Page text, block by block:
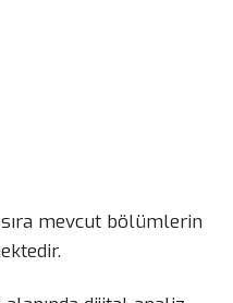
mevcut bölümlerin